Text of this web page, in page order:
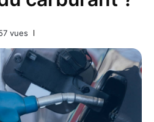
vues